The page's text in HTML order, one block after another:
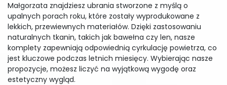
Małgorzata znajdziesz ubrania stworzone z myślą o
upalnych porach roku, które zostały wyprodukowane z
lekkich, przewiewnych materiałów. Dzięki zastosowaniu
naturalnych tkanin, takich jak bawełna czy len, nasze
komplety zapewniają odpowiednią cyrkulację powietrza, co
jest kluczowe podczas letnich miesięcy. Wybierając nasze
propozycje, możesz liczyć na wyjątkową wygodę oraz
estetyczny wygląd.